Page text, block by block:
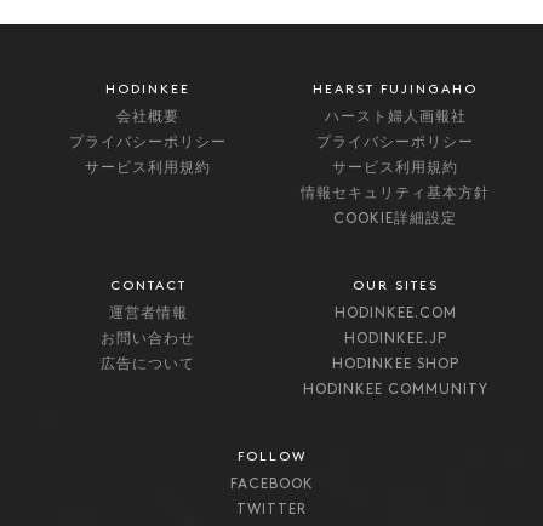
HODINKEE
会社概要
プライバシーポリシー
サービス利用規約
HEARST FUJINGAHO
ハースト婦人画報社
プライバシーポリシー
サービス利用規約
情報セキュリティ基本方針
COOKIE詳細設定
CONTACT
運営者情報
お問い合わせ
広告について
OUR SITES
HODINKEE.COM
HODINKEE.JP
HODINKEE SHOP
HODINKEE COMMUNITY
FOLLOW
FACEBOOK
TWITTER